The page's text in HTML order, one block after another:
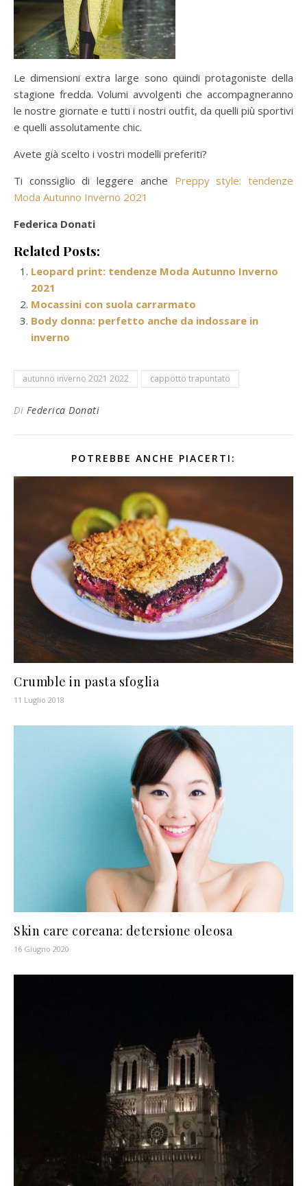
Le dimensioni extra large sono quindi protagoniste della
stagione fredda. Volumi avvolgenti che accompagneranno
le nostre giornate e tutti i nostri outfit, da quelli più sportivi
e quelli assolutamente chic.
Avete già scelto i vostri modelli preferiti?
Ti conssiglio di leggere anche Preppy style: tendenze
Moda Autunno Inverno 2021
Federica Donati
Related Posts:
Leopard print: tendenze Moda Autunno Inverno
2021
Mocassini con suola carrarmato
Body donna: perfetto anche da indossare in
inverno
autunno inverno 2021 2022 cappotto trapuntato
Di Federica Donati
POTREBBE ANCHE PIACERTI:
Crumble in pasta sfoglia
11 Luglio 2018
Skin care coreana: detersione oleosa
16 Giugno 2020